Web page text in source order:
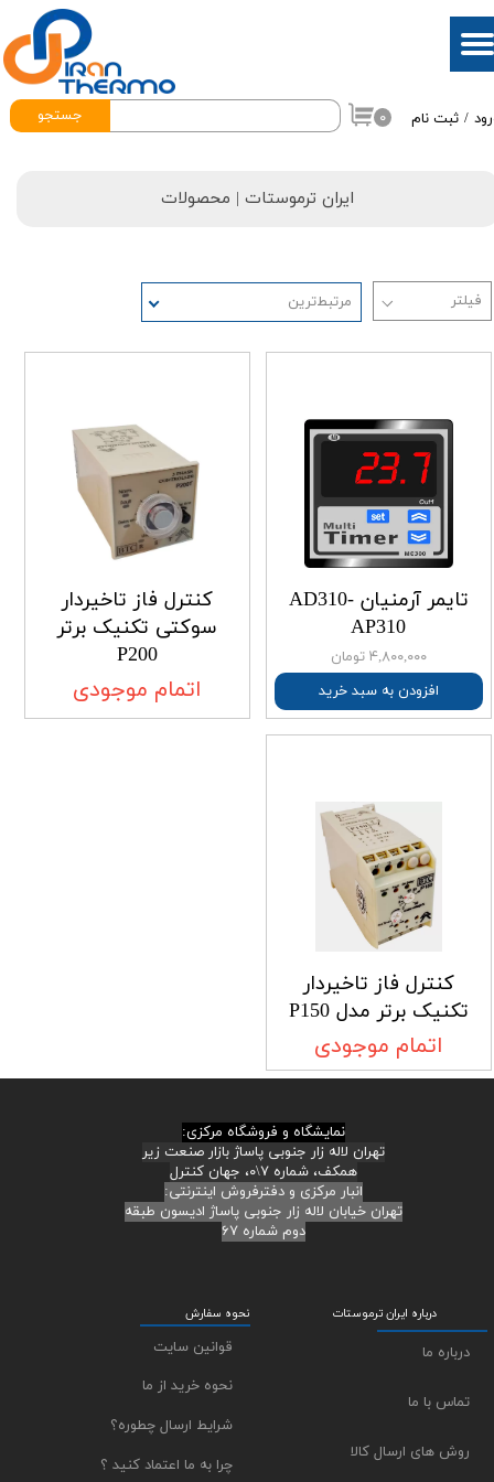
/ ثبت نام
حساب کاربری من
خروج از حساب کاربری
جستجو ۰
ایران ترموستات| محصولات
مرتبط‌ترین
تایمر آرمنیان AD310-
AP310
۴,۸۰۰,۰۰۰ تومان
افزودن به سبد خرید
کنترل فاز تاخیردار
سوکتی تکنیک برتر
P200
اتمام موجودی
کنترل فاز تاخیردار
تکنیک برتر مدل P150
اتمام موجودی
نمایشگاه و فروشگاه مرکزی:
تهران لاله زار جنوبی پاساژ بازار صنعت زیر
همکف، شماره ۷\۰، جهان کنترل
انبار مرکزی و دفترفروش اینترنتی:
تهران خیابان لاله زار جنوبی پاساژ ادیسون طبقه
دوم شماره ۶۷
نحوه سفارش
قوانین سایت
نحوه خرید از ما
شرایط ارسال چطوره؟
چرا به ما اعتماد کنید ؟
درباره ایران ترموستات
درباره ما
تماس با ما
روش های ارسال کالا